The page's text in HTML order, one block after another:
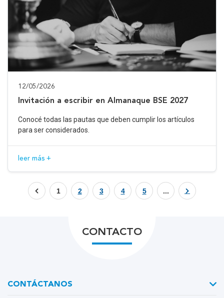
12/05/2026
Invitación a escribir en Almanaque BSE 2027
Conocé todas las pautas que deben cumplir los artículos
para ser considerados.
leer más +
1 2 3 4 5 ...
CONTACTO
CONTÁCTANOS